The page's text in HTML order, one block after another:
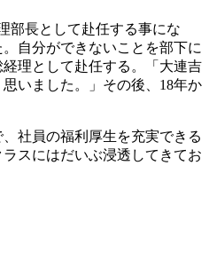
部長として赴任する事にな
自分ができないことを部下に
理として赴任する。「大連吉
いました。」その後、18年か
社員の福利厚生を充実できる
スにはだいぶ浸透してきてお